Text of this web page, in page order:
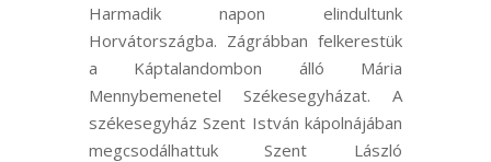
Harmadik napon elindultunk
Horvátországba. Zágrábban felkerestük
a Káptalandombon álló Mária
Mennybemenetel Székesegyházat. A
székesegyház Szent István kápolnájában
megcsodálhattuk Szent László